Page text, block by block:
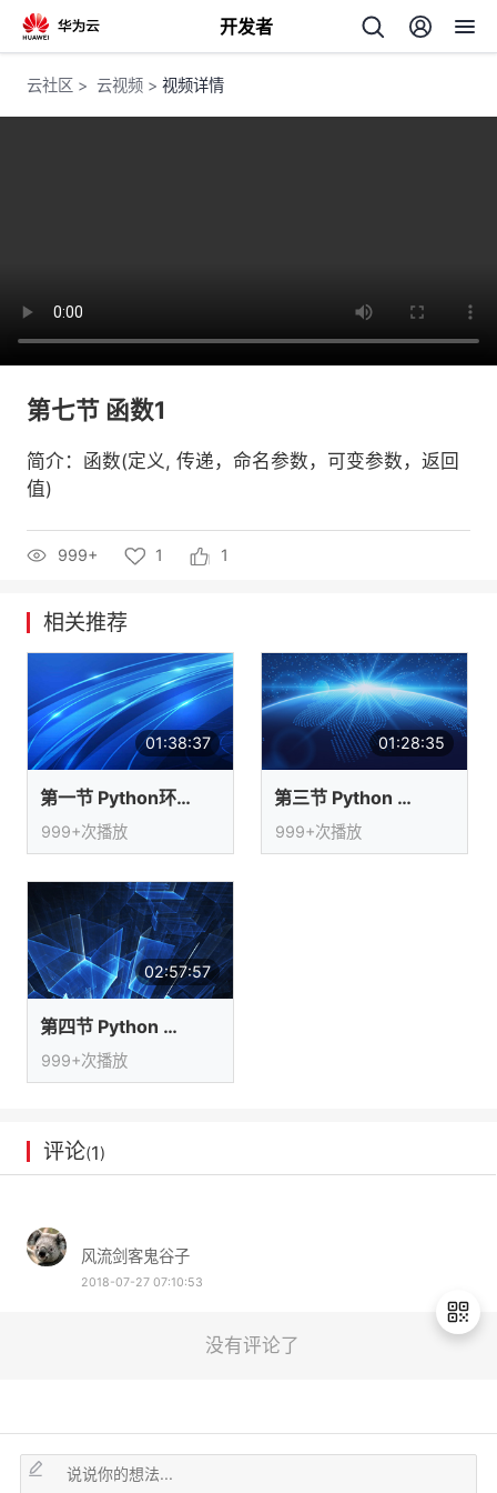
开发者
返
人
页
我
开
发
者
博
客
的
论
坛
我
的
圈
子
我
的
直
播
我
的
活
动
我
的
关
注
我
的
开
发
堂
我
的
课
程
我
的
认
证
我
的
实
验
我
的
收
藏
我
的
Programs
我
的
我
的
技
术
支
持
我
的
云
声
建
议
云社区 > 云视频 > 视频详情
第七节 函数1
简介：函数(定义, 传递，命名参数，可变参数，返回
值)
999+ 1 1
相关推荐
01:38:37
第一节 Python环境搭建
999+次播放
01:28:35
第三节 Python 学习方法和目的
999+次播放
02:57:57
第四节 Python 列表_字典_变量
999+次播放
评论(1)
风流剑客鬼谷子
2018-07-27 07:10:53
没有评论了